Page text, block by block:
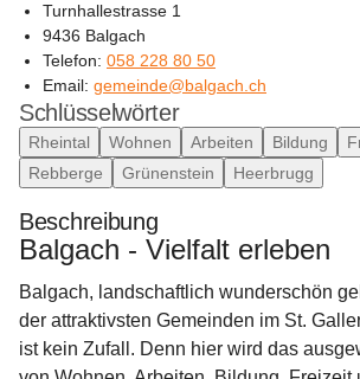
Turnhallestrasse 1
9436 Balgach
Telefon: 058 228 80 50
Email: gemeinde@balgach.ch
Schlüsselwörter
Rheintal Wohnen Arbeiten Bildung
Rebberge
Grünenstein Heerbrugg
Beschreibung
Balgach - Vielfalt erleben
Balgach, landschaftlich wunderschön
der attraktivsten Gemeinden im St.
ist kein Zufall. Denn hier wird das